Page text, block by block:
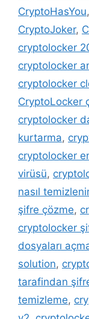
CryptoHasYou,
CryptoJoker,
cryptolocker
cryptolocker
cryptolocker
CryptoLocker
cryptolocker
kurtarma,
cryptolocker
virüsü,
nasıl temizlenir
şifre çözme,
cryptolocker
dosyaları
solution,
tarafindan
temizleme,